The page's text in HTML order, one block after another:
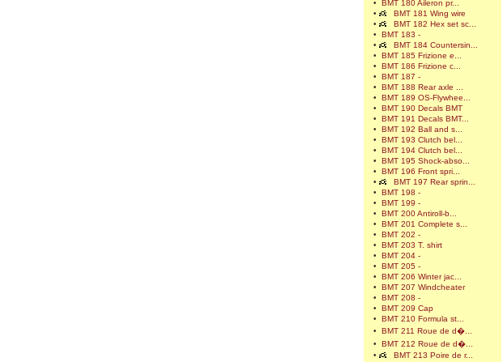
•
BMT 180 Aileron pr...
•
BMT 181 Wing wire
•
BMT 182 Hex set sc...
•
BMT 183 -
•
BMT 184 Countersin...
•
BMT 185 Frizione e...
•
BMT 186 Frizione c...
•
BMT 187 -
•
BMT 188 Rear axle ...
•
BMT 189 OS-Flywhee...
•
BMT 190 Decals BMT
•
BMT 191 Decals BMT...
•
BMT 192 Ball and s...
•
BMT 193 Clutch bel...
•
BMT 194 Clutch bel...
•
BMT 195 Shock-abso...
•
BMT 196 Front spri...
•
BMT 197 Rear sprin...
•
BMT 198 -
•
BMT 199 -
•
BMT 200 Antiroll-b...
•
BMT 201 Complete s...
•
BMT 202 -
•
BMT 203 T. shirt
•
BMT 204 -
•
BMT 205 -
•
BMT 206 Winter jac...
•
BMT 207 Windcheater
•
BMT 208 -
•
BMT 209 Cap
•
BMT 210 Formula st...
•
BMT 211 Roue de d�...
•
BMT 212 Roue de d�...
•
BMT 213 Poire de r...